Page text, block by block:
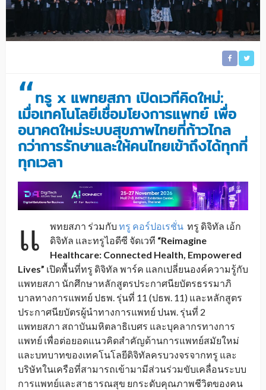
“ทรู x แพทยสภา เปิดเวทีคิดใหม่:
เมื่อเทคโนโลยีเชื่อมโยงการแพทย์ เพื่อ
อนาคตใหม่ระบบสุขภาพไทยที่ก้าวไกล
กว่าการรักษาและให้คนไทยเข้าถึงได้ทุกที่
ทุกเวลา
แ พทยสภา ร่วมกับ ทรู คอร์ปอเรชั่น ทรู ดิจิทัล เอ้ก
ดิจิทัล และทรูไอดีซี จัดเวที “Reimagine
Healthcare: Connected Health, Empowered
Lives” เปิดพื้นที่ทรู ดิจิทัล พาร์ค แลกเปลี่ยนองค์ความรู้กับ
แพทยสภา นักศึกษาหลักสูตรประกาศนียบัตรธรรมาภิ
บาลทางการแพทย์ ปธพ. รุ่นที่ 11 (ปธพ. 11) และหลักสูตร
ประกาศนียบัตรผู้นำทางการแพทย์ ปนพ. รุ่นที่ 2
แพทยสภา สถาบันมหิตลาธิเบศร และบุคลากรทางการ
แพทย์ เพื่อต่อยอดแนวคิดสำคัญด้านการแพทย์สมัยใหม่
และบทบาทของเทคโนโลยีดิจิทัลครบวงจรจากทรู และ
บริษัทในเครือที่สามารถเข้ามามีส่วนร่วมขับเคลื่อนระบบ
การแพทย์และสาธารณสุข ยกระดับคุณภาพชีวิตของคน